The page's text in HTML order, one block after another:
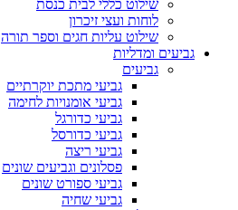
שילוט כללי לבית כנסת
לוחות ועצי זיכרון
שילוט עליות חגים וספר תורה
גביעים ומדליות
גביעים
גביעי מתכת יוקרתיים
גביעי אומנויות לחימה
גביעי כדורגל
גביעי כדורסל
גביעי ריצה
פסלונים וגביעים שונים
גביעי ספורט שונים
גביעי שחיה